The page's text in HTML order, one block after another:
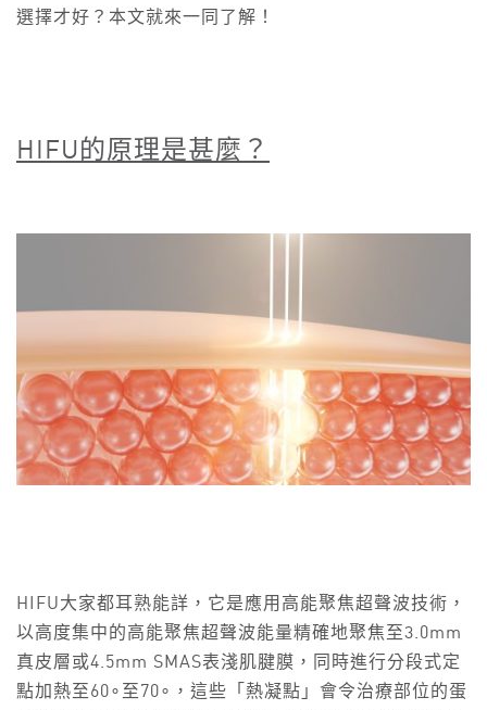
選擇才好？本文就來一同了解！
HIFU 的原理是甚麼？
HIFU大家都耳熟能詳，它是應用高能聚焦超聲波技術，
以高度集中的高能聚焦超聲波能量精確地聚焦至3.0mm
真皮層或4.5mm SMAS表淺肌腱膜，同時進行分段式定
點加熱至60∘至70∘，這些「熱凝點」會令治療部位的蛋